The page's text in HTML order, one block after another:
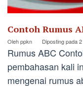
Contoh Rumus
Olehppkn Diposting pada
Rumus ABC
pembahasan kali
mengenai rumus